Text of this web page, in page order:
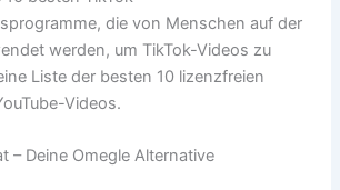
die von Menschen auf der
werden, um TikTok-Videos zu
Liste der besten 10 lizenzfreien
Videos.
– Deine Omegle Alternative